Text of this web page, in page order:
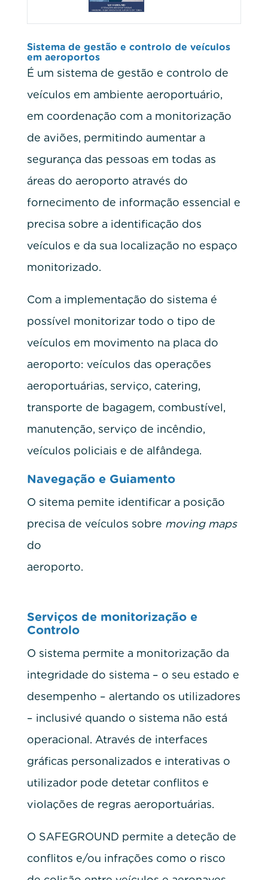
Sistema de gestão e controlo de veículos
em aeroportos
É um sistema de gestão e controlo de
veículos em ambiente aeroportuário,
em coordenação com a monitorização
de aviões, permitindo aumentar a
segurança das pessoas em todas as
áreas do aeroporto através do
fornecimento de informação essencial e
precisa sobre a identificação dos
veículos e da sua localização no espaço
monitorizado.
Com a implementação do sistema é
possível monitorizar todo o tipo de
veículos em movimento na placa do
aeroporto: veículos das operações
aeroportuárias, serviço, catering,
transporte de bagagem, combustível,
manutenção, serviço de incêndio,
veículos policiais e de alfândega.
Navegação e Guiamento
O sitema pemite identificar a posição
precisa de veículos sobre moving maps
do
aeroporto.
Serviços de monitorização e
Controlo
O sistema permite a monitorização da
integridade do sistema – o seu estado e
desempenho – alertando os utilizadores
– inclusivé quando o sistema não está
operacional. Através de interfaces
gráficas personalizados e interativas o
utilizador pode detetar conflitos e
violações de regras aeroportuárias.
O SAFEGROUND permite a deteção de
conflitos e/ou infrações como o risco